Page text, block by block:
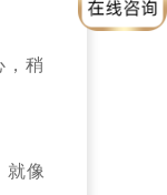
，稍
就像